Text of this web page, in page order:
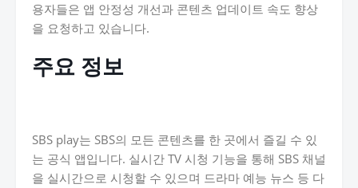
용자들은 앱 안정성 개선과 콘텐츠 업데이트 속도 향상
을 요청하고 있습니다.
주요 정보
SBS play는 SBS의 모든 콘텐츠를 한 곳에서 즐길 수 있
는 공식 앱입니다. 실시간 TV 시청 기능을 통해 SBS 채널
을 실시간으로 시청할 수 있으며 드라마 예능 뉴스 등 다